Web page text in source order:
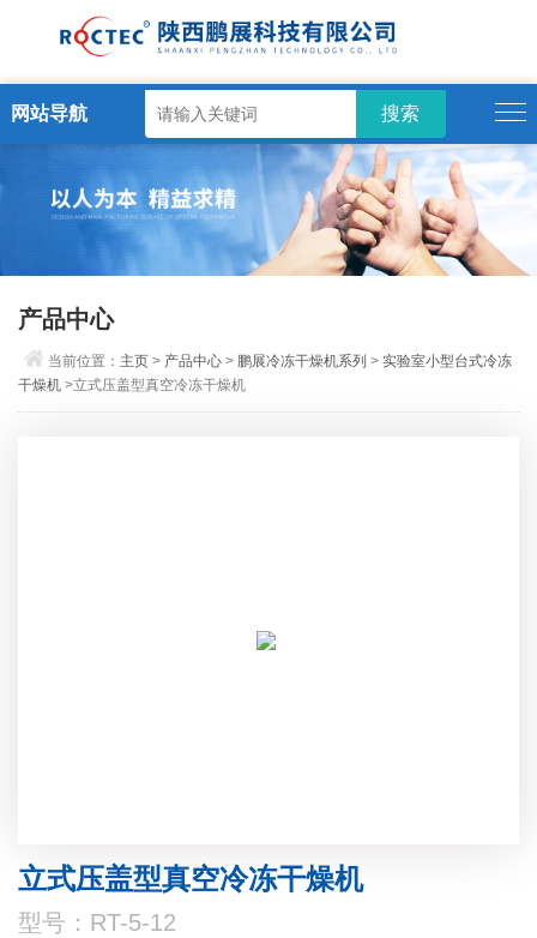
网站导航
产品中心
当前位置： 主页 > 产品中心 > 鹏展冷冻干燥机系列 >实验室小型台式冷冻
干燥机 >立式压盖型真空冷冻干燥机
立式压盖型真空冷冻干燥机
型号：RT-5-12